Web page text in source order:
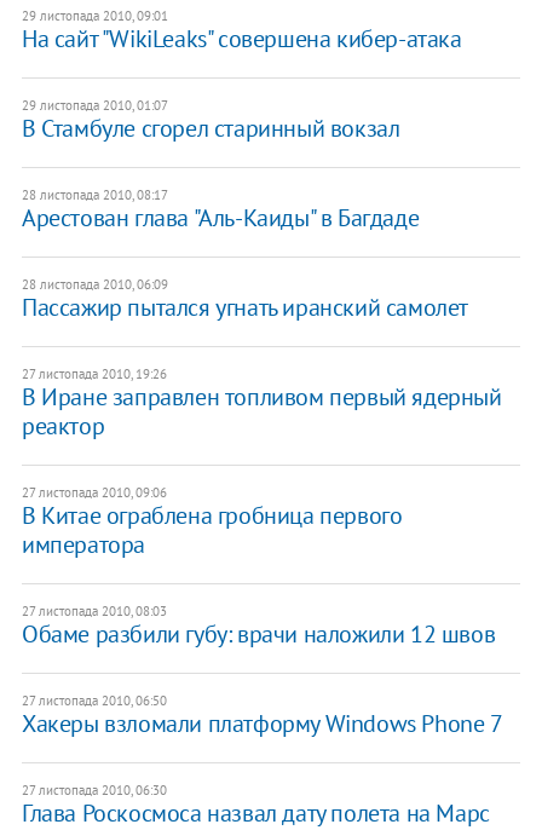
29 листопада 2010, 09:01
На сайт "WikiLeaks" совершена кибер-атака
29 листопада 2010, 01:07
В Стамбуле сгорел старинный вокзал
28 листопада 2010, 08:17
Арестован глава "Аль-Каиды" в Багдаде
28 листопада 2010, 06:09
Пассажир пытался угнать иранский самолет
27 листопада 2010, 19:26
В Иране заправлен топливом первый ядерный
реактор
27 листопада 2010, 09:06
В Китае ограблена гробница первого
императора
27 листопада 2010, 08:03
Обаме разбили губу: врачи наложили 12 швов
27 листопада 2010, 06:50
Хакеры взломали платформу Windows Phone 7
27 листопада 2010, 06:30
Глава Роскосмоса назвал дату полета на Марс